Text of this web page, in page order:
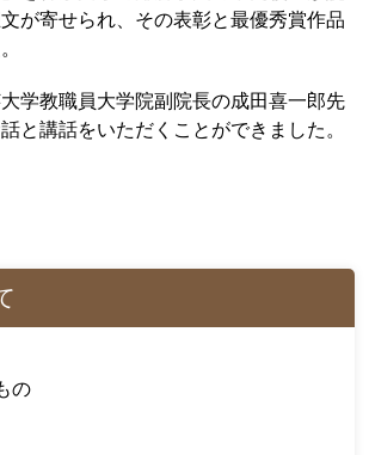
が寄せられ、その表彰と最優秀賞作品
学教職員大学院副院長の成田喜一郎先
と講話をいただくことができました。
の